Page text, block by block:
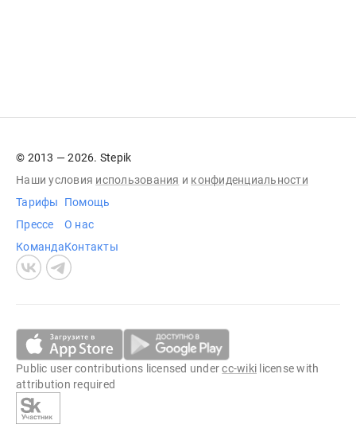
© 2013 — 2026. Stepik
Наши условия использования и конфиденциальности
Тарифы
Прессе
Команда
Помощь
О нас
Контакты
Public user contributions licensed undercc-wiki license with
attribution required